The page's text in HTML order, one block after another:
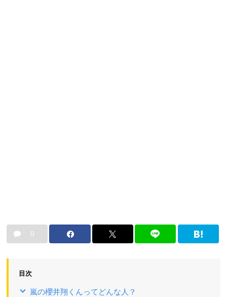
0
目次
嵐の櫻井翔くんってどんな人？